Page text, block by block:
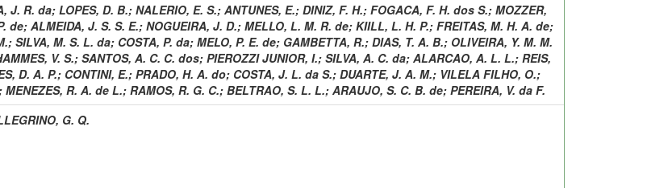
J. R. da; LOPES, D. B.; NALERIO, E. S.; ANTUNES, E.; DINIZ, F. H.; FOGACA, F. H. dos S.; MOZZER,
de; ALMEIDA, J. S. S. E.; NOGUEIRA, J. D.; MELLO, L. M. R. de; KIILL, L. H. P.; FREITAS, M. H. A. de;
; SILVA, M. S. L. da; COSTA, P. da; MELO, P. E. de; GAMBETTA, R.; DIAS, T. A. B.; OLIVEIRA, Y. M. M.
V. S.; SANTOS, A. C. C. dos; PIEROZZI JUNIOR, I.; SILVA, A. C. da; ALARCAO, A. L. L.; REIS,
D. A. P.; CONTINI, E.; PRADO, H. A. do; COSTA, J. L. da S.; DUARTE, J. A. M.; VILELA FILHO, O.;
; MENEZES, R. A. de L.; RAMOS, R. G. C.; BELTRAO, S. L. L.; ARAUJO, S. C. B. de; PEREIRA, V. da F.
G. Q.